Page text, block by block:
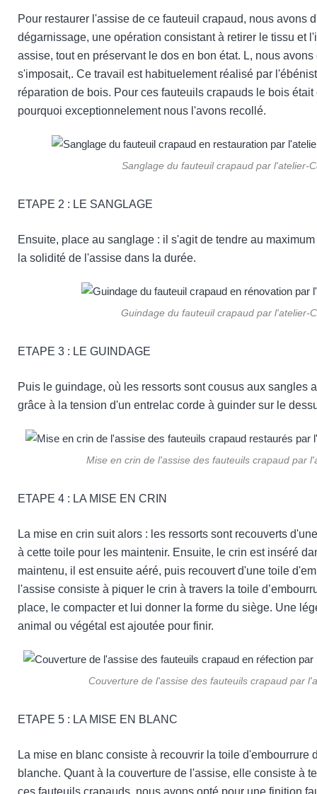
Pour restaurer l'assise de ce fauteuil crapaud, nous avons
dégarnissage, une opération consistant à retirer le tissu et
assise, tout en préservant le dos en bon état. L, nous
s'imposait,. Ce travail est habituelement réalisé par
réparation de bois. Pour ces fauteuils crapauds le bois était
pourquoi exceptionnelement nous l'avons recollé.
Sanglage du fauteuil crapaud par l'atelier-
ETAPE 2 : LE SANGLAGE
Ensuite, place au sanglage : il s'agit de tendre au
la solidité de l'assise dans la durée.
Guindage du fauteuil crapaud par l'atelier-
ETAPE 3 : LE GUINDAGE
Puis le guindage, où les ressorts sont cousus aux sangles
grâce à la tension d'un entrelac corde à guinder sur le
Mise en crin de l'assise des fauteuils crapaud par
ETAPE 4 : LA MISE EN CRIN
La mise en crin suit alors : les ressorts sont recouverts
à cette toile pour les maintenir. Ensuite, le crin est inséré
maintenu, il est ensuite aéré, puis recouvert d'une toile
l'assise consiste à piquer le crin à travers la toile
place, le compacter et lui donner la forme du siège. Une
animal ou végétal est ajoutée pour finir.
Couverture de l'assise des fauteuils crapaud par
ETAPE 5 : LA MISE EN BLANC
La mise en blanc consiste à recouvrir la toile d'embourrure
blanche. Quant à la couverture de l'assise, elle consiste à
ces fauteuils crapauds, nous avons opté pour une finition